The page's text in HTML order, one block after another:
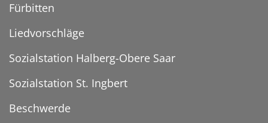
Fürbitten
Liedvorschläge
Sozialstation Halberg-Obere Saar
Sozialstation St. Ingbert
Beschwerde